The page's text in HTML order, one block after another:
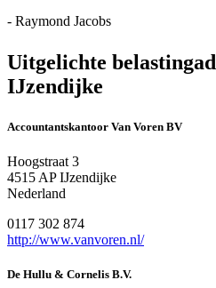
- Raymond Jacobs
Uitgelichte
IJzendijke
Accountantskantoor Van Voren BV
Hoogstraat 3
4515 AP IJzendijke
Nederland
0117 302 874
http://www.vanvoren.nl/
De Hullu & Cornelis B.V.